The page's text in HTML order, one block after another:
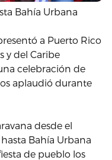
Bahía Urbana
a Puerto Rico
y del Caribe
celebración de
aplaudió durante
desde el
Bahía Urbana
de pueblo los